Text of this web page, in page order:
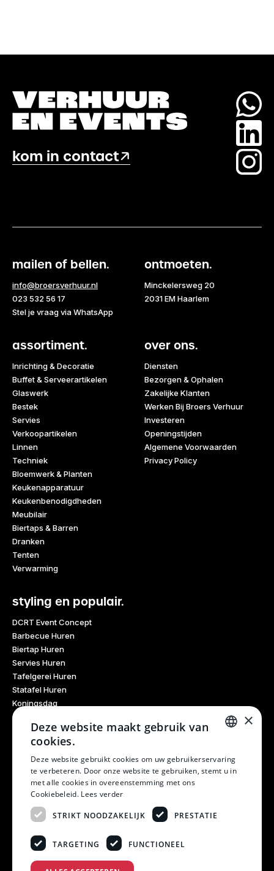
kom in contact
mailen of bellen.
info@broersverhuur.nl
023 532 56 17
Stel je vraag via WhatsApp
ontmoeten.
Minckelersweg 20
2031 EM Haarlem
assortiment.
Inrichting & Decoratie
Buffet & Serveerartikelen
Glaswerk
Bestek
Servies
Verkoopartikelen
Linnen
Techniek
Bloemwerk & Planten
Keukenapparatuur
Keukenbenodigdheden
Meubilair
Biertaps & Barren
Dranken
Tenten
Verwarming
over ons.
Diensten
Bezorgen & Ophalen
Zakelijke Klanten
Werken Bij Broers Verhuur
Investeren
Openingstijden
Algemene Voorwaarden
Privacy Policy
styling en populair.
DCRT Event Concept
Barbecue Huren
Biertap Huren
Servies Huren
Tafelgerei Huren
Statafel Huren
Koningsdag
Glaswerk Huren
Feestdagen
Haarlem Culinair
Evenementen Verhuur
Burendag
Oktoberfest
Bruiloft
Kerstfeest
Winterfestival
21 Diner
Examen Meubels
DUTCH
×
Deze website maakt gebruik van
cookies.
Deze website gebruikt cookies om uw gebruikerservaring
te verbeteren. Door onze website te gebruiken, stemt u in
met alle cookies in overeenstemming met ons
Cookiebeleid. Lees verder
STRIKT NOODZAKELIJK PRESTATIE
TARGETING FUNCTIONEEL